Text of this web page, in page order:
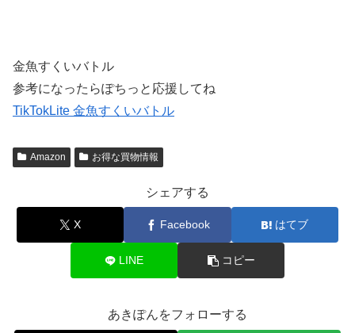
金魚すくいバトル
参考になったらぽちっと応援してね
TikTokLite 金魚すくいバトル
Amazon お得な買物情報
シェアする
X Facebook はてブ
LINE コピー
あきぽんをフォローする